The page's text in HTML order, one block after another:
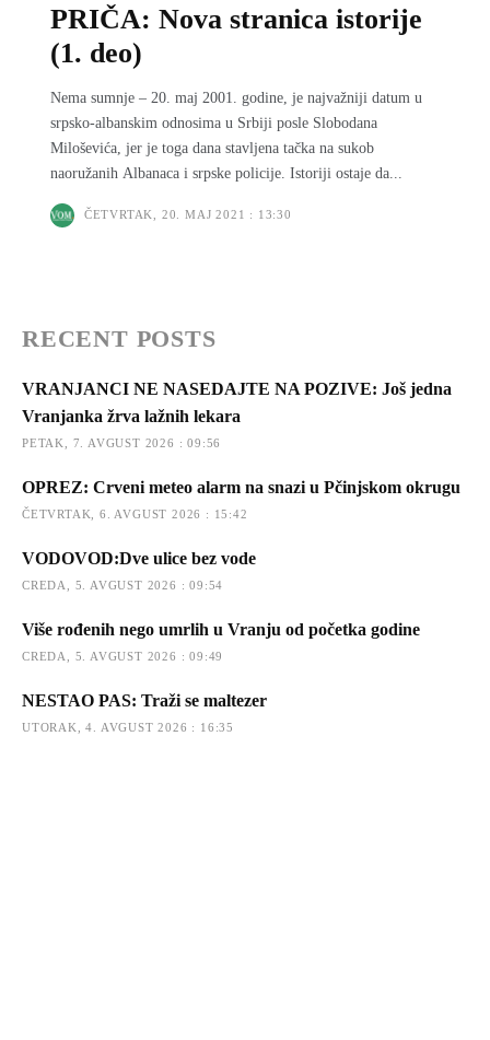
PRIČA: Nova stranica istorije
(1. deo)
Nema sumnje – 20. maj 2001. godine, je najvažniji datum u
srpsko-albanskim odnosima u Srbiji posle Slobodana
Miloševića, jer je toga dana stavljena tačka na sukob
naoružanih Albanaca i srpske policije. Istoriji ostaje da...
ČETVRTAK, 20. MAJ 2021 : 13:30
RECENT POSTS
VRANJANCI NE NASEDAJTE NA POZIVE: Još jedna
Vranjanka žrva lažnih lekara
PETAK, 7. AVGUST 2026 : 09:56
OPREZ: Crveni meteo alarm na snazi u Pčinjskom okrugu
ČETVRTAK, 6. AVGUST 2026 : 15:42
VODOVOD:Dve ulice bez vode
CREDA, 5. AVGUST 2026 : 09:54
Više rođenih nego umrlih u Vranju od početka godine
CREDA, 5. AVGUST 2026 : 09:49
NESTAO PAS: Traži se maltezer
UTORAK, 4. AVGUST 2026 : 16:35